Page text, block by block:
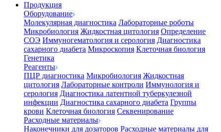
Продукция
Оборудование
Молекулярная диагностика Лабораторные роботы
Микробиология Жидкостная цитология Определение
СОЭ Иммуногематология и серология Диагностика
сахарного диабета Микроскопия Клеточная биология
Генетика
Реагенты
ПЦР диагностика Микробиология Жидкостная
цитология Лабораторные контроли Иммунология и
серология Диагностика латентной туберкулезной
инфекции Диагностика сахарного диабета Группы
крови Клеточная биология Секвенирование
Расходные материалы
Наконечники для дозаторов Расходные материалы для